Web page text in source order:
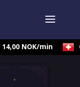
NOK/min